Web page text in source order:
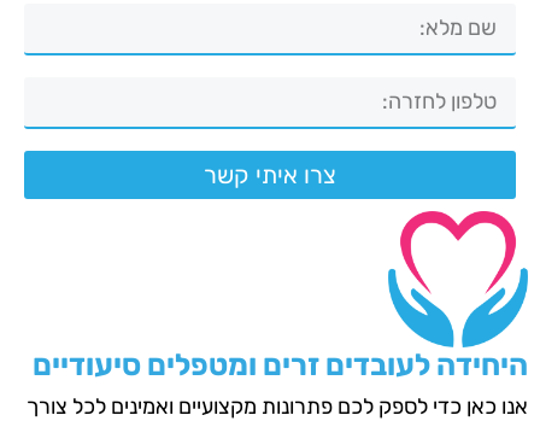
צרו איתי קשר
היחידה לעובדים זרים ומטפלים סיעודיים
אנו כאן כדי לספק לכם פתרונות מקצועיים ואמינים לכל צורך